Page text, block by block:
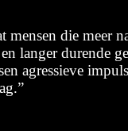
mensen die meer
langer durende
agressieve